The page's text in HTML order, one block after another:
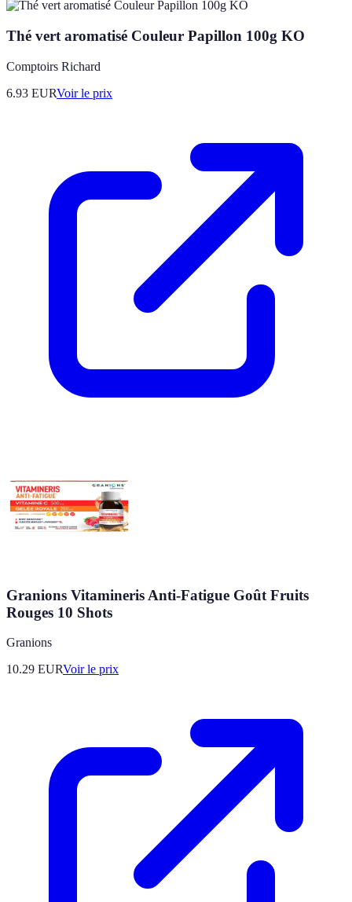
Thé vert aromatisé Couleur Papillon 100g KO
Comptoirs Richard
6.93 EURVoir le prix
Granions Vitamineris Anti-Fatigue Goût Fruits
Rouges 10 Shots
Granions
10.29 EURVoir le prix